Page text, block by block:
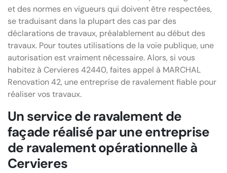
et des normes en vigueurs qui doivent être respectées,
se traduisant dans la plupart des cas par des
déclarations de travaux, préalablement au début des
travaux. Pour toutes utilisations de la voie publique, une
autorisation est vraiment nécessaire. Alors, si vous
habitez à Cervieres 42440, faites appel à MARCHAL
Renovation 42, une entreprise de ravalement fiable pour
réaliser vos travaux.
Un service de ravalement de
façade réalisé par une entreprise
de ravalement opérationnelle à
Cervieres